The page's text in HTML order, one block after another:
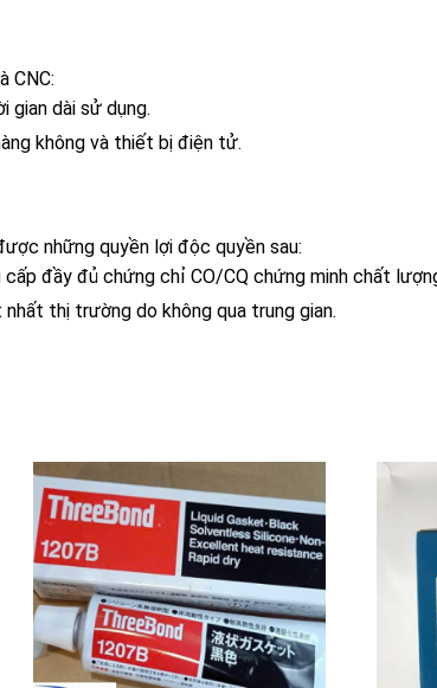
CNC:
gian dài sử dụng.
không và thiết bị điện tử.
những quyền lợi độc quyền sau:
đầy đủ chứng chỉ CO/CQ chứng minh chất
thị trường do không qua trung gian.